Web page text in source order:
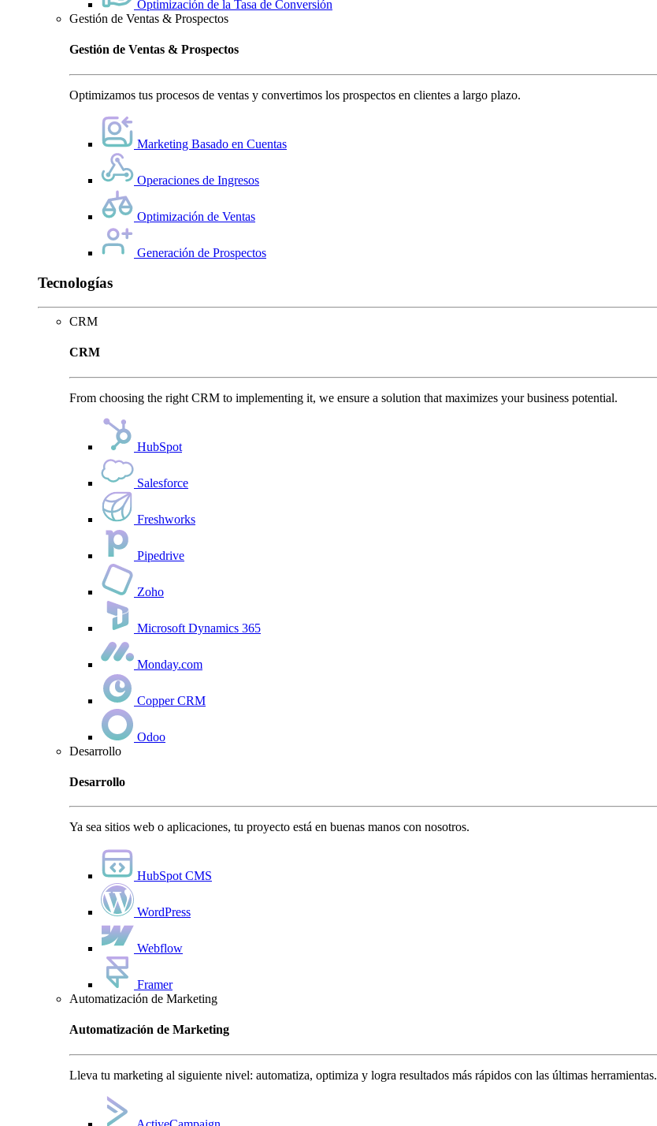
Optimización de la Tasa de Conversión
Gestión de Ventas & Prospectos
Gestión de Ventas & Prospectos
Optimizamos tus procesos de ventas y convertimos los prospectos en clientes a largo plazo.
Marketing Basado en Cuentas
Operaciones de Ingresos
Optimización de Ventas
Generación de Prospectos
Tecnologías
CRM
CRM
From choosing the right CRM to implementing it, we ensure a solution that maximizes your business potential.
HubSpot
Salesforce
Freshworks
Pipedrive
Zoho
Microsoft Dynamics 365
Monday.com
Copper CRM
Odoo
Desarrollo
Desarrollo
Ya sea sitios web o aplicaciones, tu proyecto está en buenas manos con nosotros.
HubSpot CMS
WordPress
Webflow
Framer
Automatización de Marketing
Automatización de Marketing
Lleva tu marketing al siguiente nivel: automatiza, optimiza y logra resultados más rápidos con las últimas herramientas.